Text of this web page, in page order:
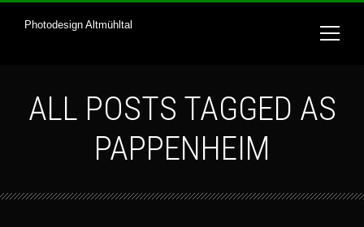
Photodesign Altmühltal
ALL POSTS TAGGED AS
PAPPENHEIM